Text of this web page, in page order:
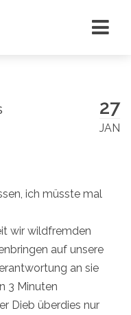
27
JAN
ich müsste mal
wir wildfremden
auf unsere
an sie
3 Minuten
Dieb überdies nur